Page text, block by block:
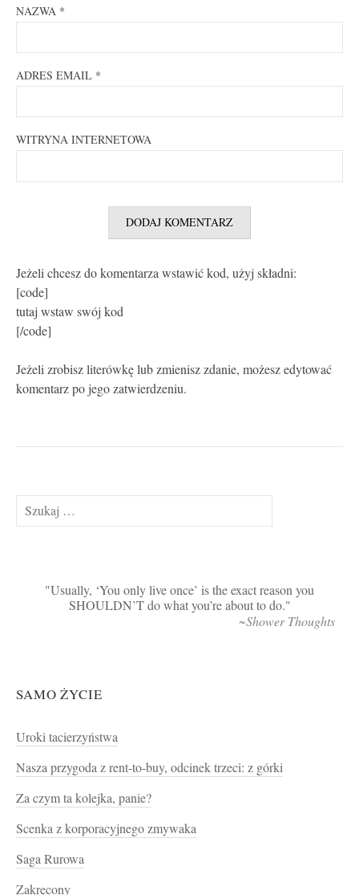
NAZWA *
ADRES EMAIL *
WITRYNA INTERNETOWA
Jeżeli chcesz do komentarza wstawić kod, użyj składni:
[code]
tutaj wstaw swój kod
[/code]
Jeżeli zrobisz literówkę lub zmienisz zdanie, możesz edytować
komentarz po jego zatwierdzeniu.
Szukaj:
Usually, ‘You only live once’ is the exact reason you
SHOULDN’T do what you’re about to do.
~Shower Thoughts
SAMO ŻYCIE
Uroki tacierzyństwa
Nasza przygoda z rent-to-buy, odcinek trzeci: z górki
Za czym ta kolejka, panie?
Scenka z korporacyjnego zmywaka
Saga Rurowa
Zakręcony